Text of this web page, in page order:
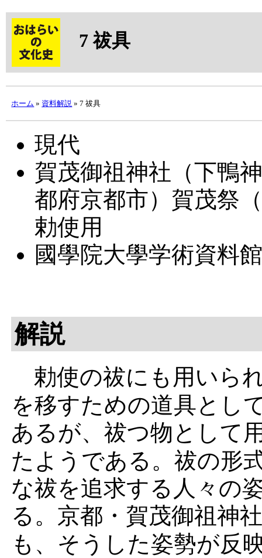
7祓具
ホーム » 資料解説 » 7 祓具
現代
賀茂御祖神社（下鴨
都府京都市）賀茂祭
勅使用
國學院大學学術資料
解説
勅使の祓にも用いら
を移すための道具とし
あるが、祓つ物 として
たようである。祓の形
な祓を追求する人々の
る。京都・ 賀茂御祖神
も、そうした姿勢が反